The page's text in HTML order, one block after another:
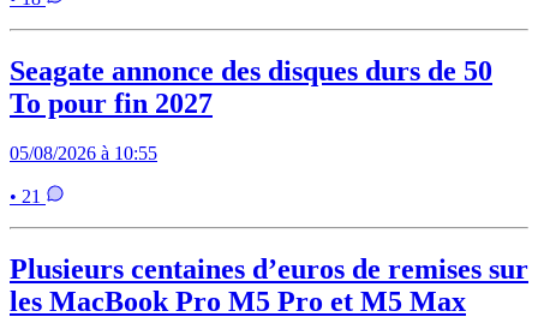
Seagate annonce des disques durs de 50
To pour fin 2027
05/08/2026 à 10:55
• 21
Plusieurs centaines d’euros de remises sur
les MacBook Pro M5 Pro et M5 Max